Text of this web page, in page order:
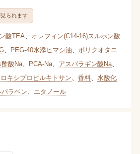
られます
酸TEA
オレフィン(C14-16)スルホン酸
、 PEG-40水添ヒマシ油
ポリクオタニ
酸Na、 PCA-Na、 アスパラギン酸Na、
キシプロピルキトサン 香料、 水酸化
パラベン エタノール